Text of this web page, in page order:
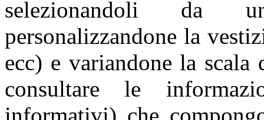
selezionandoli da
personalizzandone la
ecc) e variandone la scala
consultare le
informativi) che